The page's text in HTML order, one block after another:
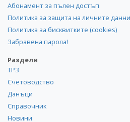
Абонамент за пълен достъп
Политика за защита на личните данни
Политика за бисквитките (cookies)
Забравена парола!
Раздели
ТРЗ
Счетоводство
Данъци
Справочник
Новини